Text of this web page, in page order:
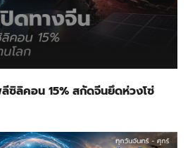
ซิลิคอน 15% สกัดจีนยึดห่วงโซ่